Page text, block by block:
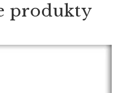
produkty